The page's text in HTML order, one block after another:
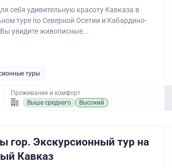
себя удивительную красоту Кавказа в
туре по Северной Осетии и Кабардино-
увидите живописные...
туры
Проживание и комфорт
Выше среднего
Высокий
гор. Экскурсионный тур на
Кавказ